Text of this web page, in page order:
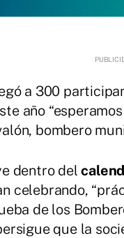
a 300
año
bombero
dentro del
celebrando,
de los
que la